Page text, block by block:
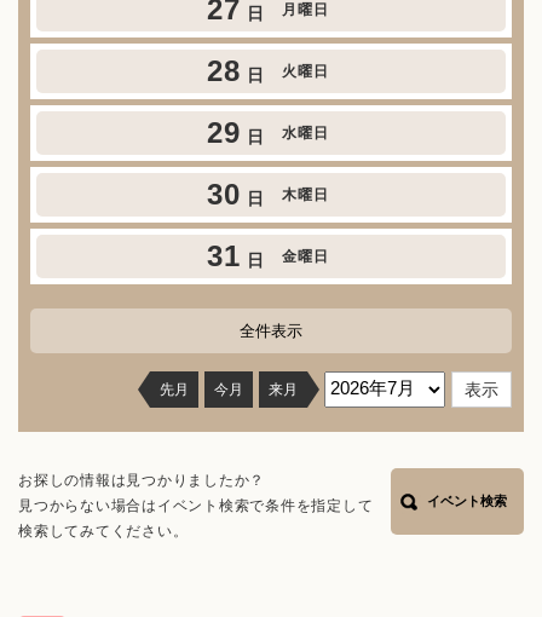
27 日 月曜日
28 日 火曜日
29 日 水曜日
30 日 木曜日
31 日 金曜日
全件表示
先月 今月 来月
お探しの情報は見つかりましたか？
見つからない場合はイベント検索で条件を指定して
検索してみてください。
イベント検索